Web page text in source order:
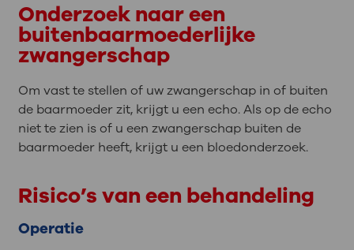
Onderzoek naar een
buitenbaarmoederlijke
zwangerschap
Om vast te stellen of uw zwangerschap in of buiten
de baarmoeder zit, krijgt u een echo. Als op de echo
niet te zien is of u een zwangerschap buiten de
baarmoeder heeft, krijgt u een bloedonderzoek.
Risico’s van een behandeling
Operatie